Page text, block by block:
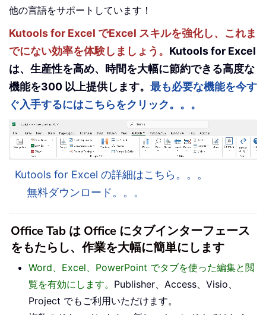
他の言語をサポートしています！
Kutools for Excel でExcel スキルを強化し、これま
でにない効率を体験しましょう。 Kutools for Excel
は、生産性を高め、時間を大幅に節約できる高度な
機能を300 以上提供します。 最も必要な機能を今す
ぐ入手するにはこちらをクリック。。。
Kutools for Excel の詳細はこちら。。。
無料ダウンロード。。。
Office Tab は Office にタブインターフェース
をもたらし、作業を大幅に簡単にします
Word、Excel、PowerPoint でタブを使った編集と閲
覧を有効にします。 Publisher、Access、Visio、
Project でもご利用いただけます。